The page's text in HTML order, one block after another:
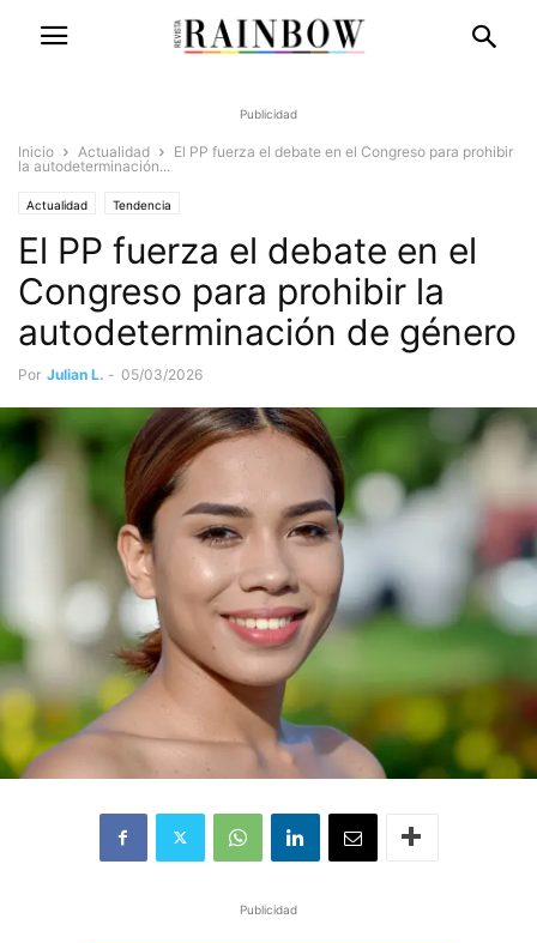
Publicidad
Inicio Actualidad
El PP fuerza el debate en el Congreso para prohibir
la autodeterminación...
Actualidad Tendencia
El PP fuerza el debate en el
Congreso para prohibir la
autodeterminación de género
Por Julian L. - 05/03/2026
Publicidad